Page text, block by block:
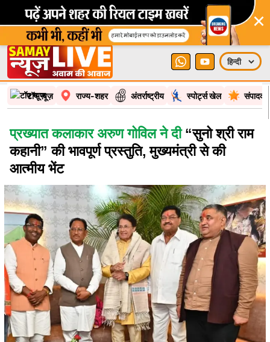
×
टॉप न्यूज़ राज्य-शहर अंतर्राष्ट्रीय स्पोर्ट्स खेल
प्रख्यात कलाकार अरुण गोविल ने दी“सुनो श्री राम
कहानी” की भावपूर्ण प्रस्तुति, मुख्यमंत्री से की
आत्मीय भेंट